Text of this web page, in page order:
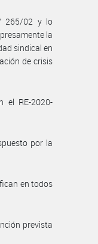
265/02 y lo
la
sindical en
de crisis
el RE-2020-
por la
en todos
prevista